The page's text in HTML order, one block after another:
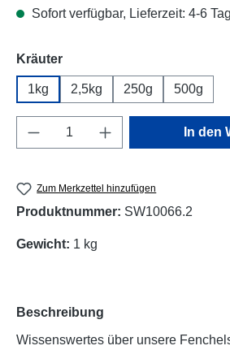
Sofort verfügbar, Lieferzeit: 4-6
Kräuterauswählen
1kg 2,5kg 250g 500g
Produkt Anzahl: Gib den
In den
Zum Merkzettel hinzufügen
Produktnummer: SW10066.2
Gewicht: 1 kg
Beschreibung
Wissenswertes über unsere